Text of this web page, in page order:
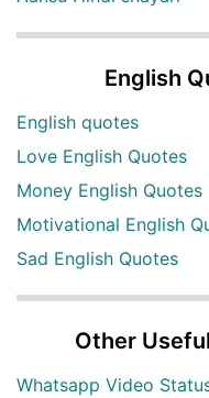
English
English quotes
Love English Quotes
Money English Quotes
Motivational English
Sad English Quotes
Other
Whatsapp Video